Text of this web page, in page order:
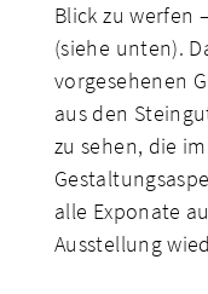
Blick zu werfen
(siehe unten).
vorgesehenen
aus den
zu sehen, die
alle Exponate
Ausstellung